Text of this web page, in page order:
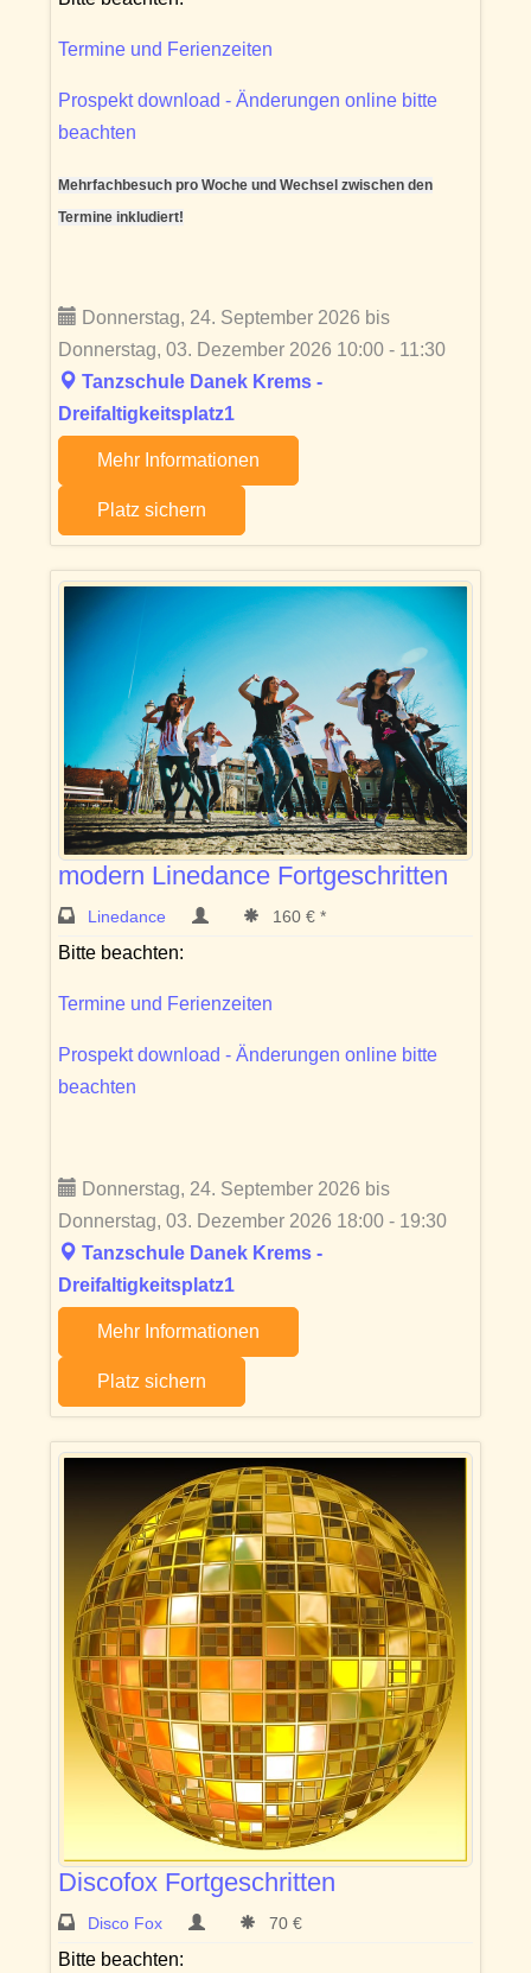
Termine und Ferienzeiten
Prospekt download - Änderungen online bitte
beachten
Mehrfachbesuch pro Woche und Wechsel zwischen den
Termine inkludiert!
Donnerstag, 24. September 2026 bis
Donnerstag, 03. Dezember 2026 10:00 - 11:30
Tanzschule Danek Krems -
Dreifaltigkeitsplatz1
Mehr Informationen
Platz sichern
modern Linedance Fortgeschritten
Linedance 160 € *
Bitte beachten:
Termine und Ferienzeiten
Prospekt download - Änderungen online bitte
beachten
Donnerstag, 24. September 2026 bis
Donnerstag, 03. Dezember 2026 18:00 - 19:30
Tanzschule Danek Krems -
Dreifaltigkeitsplatz1
Mehr Informationen
Platz sichern
Discofox Fortgeschritten
Disco Fox 70 €
Bitte beachten: